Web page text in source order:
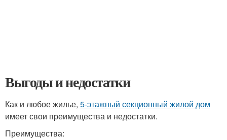
Выгоды и недостатки
Как и любое жилье, 5-этажный секционный жилой дом
имеет свои преимущества и недостатки.
Преимущества: